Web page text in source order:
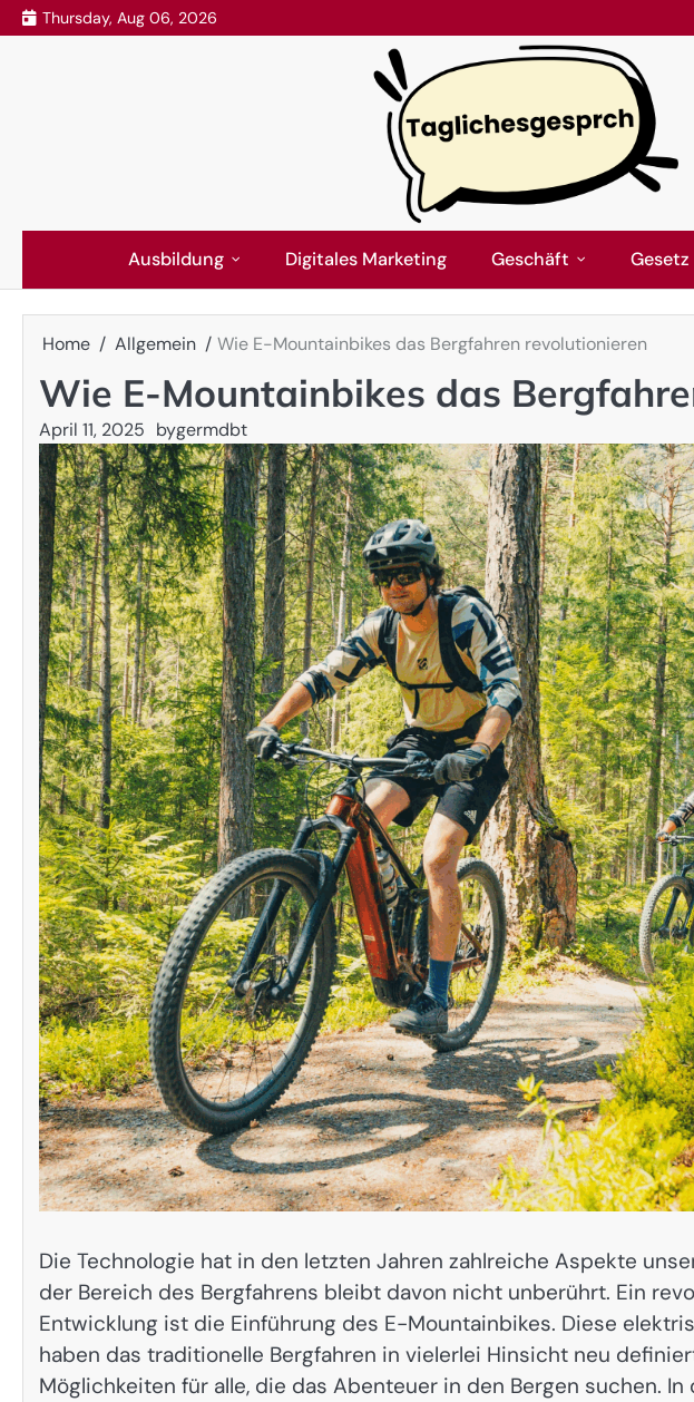
Skip
to
Thursday, Aug 06, 2026
Ausbildung Digitales Marketing Geschäft Gesetz
Home Allgemein Wie E-Mountainbikes das Bergfahren revolutionieren
Wie E-Mountainbikes das
April 11, 2025 bygermdbt
Die Technologie hat in den letzten Jahren zahlreiche Aspekte
der Bereich des Bergfahrens bleibt davon nicht unberührt. Ein
Entwicklung ist die Einführung des E-Mountainbikes. Diese
haben das traditionelle Bergfahren in vielerlei Hinsicht neu
Möglichkeiten für alle, die das Abenteuer in den Bergen suchen.